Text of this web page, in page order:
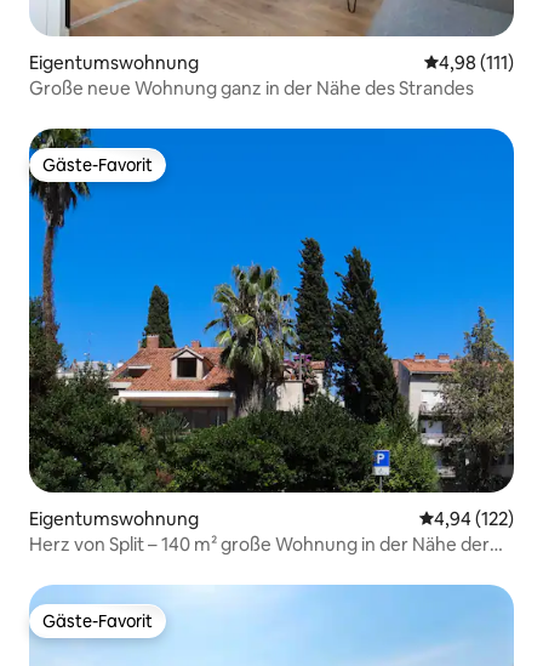
Eigentumswohnung
4,98 (111)
Große neue Wohnung ganz in der Nähe des Strandes
Gäste-Favorit
Gäste-Favorit
Eigentumswohnung
4,94 (122)
Herz von Split – 140 m² große Wohnung in der Nähe der
Gäste-Favorit
Gäste-Favorit